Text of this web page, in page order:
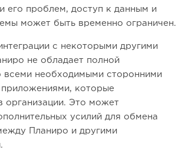
его проблем, доступ к данным и
может быть временно ограничен.
с некоторыми другими
не обладает полной
всеми необходимыми сторонними
которые
организации. Это может
усилий для обмена
Планиро и другими